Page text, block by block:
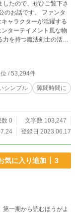
たので、ぜひご覧下さ
ャラクターが活躍する
ターテイメント風な物
力を持つ魔法剣士の活躍
変更することはござい
り
位 / 53,294件
シンプル
隙間時間に
数 0
文字数 103,247
登録日 2023.06.17
気に入り追加 3
一期から読むほうがよ